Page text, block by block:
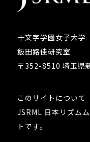
十文字学園女子大学
飯田路佳研究室
〒352-8510 埼玉県
このサイトについて
JSRML 日本リズム
トです。